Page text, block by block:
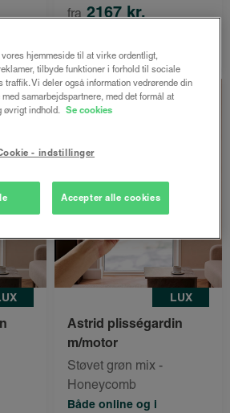
fra 2167 kr.
Spar 25%
LUX
Astrid plisségardin
m/motor
Støvet grøn mix -
Honeycomb
Både online og i
hjemmeside til at virke ordentligt,
tilbyde funktioner i forhold til sociale
traffik. Vi deler også information vedrørende din
samarbejdspartnere, med det formål at
øvrigt indhold. Se cookies
- indstillinger
Accepter alle cookies